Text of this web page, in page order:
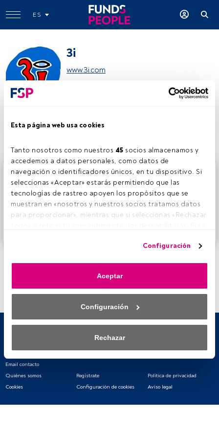
Esta página web usa cookies
Tanto nosotros como nuestros 45 socios almacenamos y
accedemos a datos personales, como datos de
navegación o identificadores únicos, en tu dispositivo. Si
seleccionas «Aceptar» estarás permitiendo que las
tecnologías de rastreo apoyen los propósitos que se
muestran en «nosotros y nuestros socios tratamos datos
para proporcionar», mientras que si seleccionas «Rechazar
anuncios que ves podrían dejar de ser relevantes para ti.
momento haciendo clic en el enlace «Preferencias de
privacidad» que aparece en la parte inferior de la página
la izquierda de la página web). Tus opciones tendrán
saber más, consulta nuestra política de privacidad.
datos para proporcionar:
activamente las características del dispositivo para su
identificación. Almacenar la información en un dispositivo
Configuración
Aceptar
Configuración
Rechazar
ES
3i
www.3i.com
Este es un artículo exclusivo para los usuarios registrados
de FundsPeople. Si ya estás registrado, accede desde el
botón Login. Si aún no tienes cuenta, te invitamos a
registrarte y disfrutar de todo el universo que ofrece
FundsPeople.
Email contacto
Quiénes somos
Regístrate
Política de privacidad
Cookies
Configuración de cookies Aviso legal